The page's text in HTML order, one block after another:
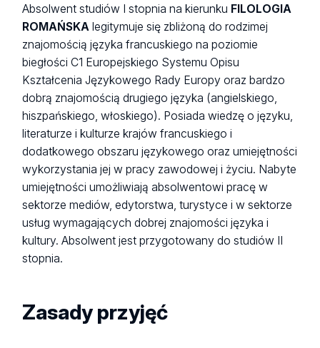
Absolwent studiów I stopnia na kierunku FILOLOGIA
ROMAŃSKA legitymuje się zbliżoną do rodzimej
znajomością języka francuskiego na poziomie
biegłości C1 Europejskiego Systemu Opisu
Kształcenia Językowego Rady Europy oraz bardzo
dobrą znajomością drugiego języka (angielskiego,
hiszpańskiego, włoskiego). Posiada wiedzę o języku,
literaturze i kulturze krajów francuskiego i
dodatkowego obszaru językowego oraz umiejętności
wykorzystania jej w pracy zawodowej i życiu. Nabyte
umiejętności umożliwiają absolwentowi pracę w
sektorze mediów, edytorstwa, turystyce i w sektorze
usług wymagających dobrej znajomości języka i
kultury. Absolwent jest przygotowany do studiów II
stopnia.
Zasady przyjęć